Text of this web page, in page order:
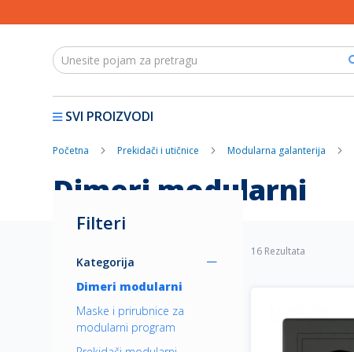
SVI PROIZVODI
Početna Prekidači i utičnice Modularna galanterija
Dimeri modularni
16 Rezultata
Filteri
Kategorija
Dimeri modularni
Maske i prirubnice za
modularni program